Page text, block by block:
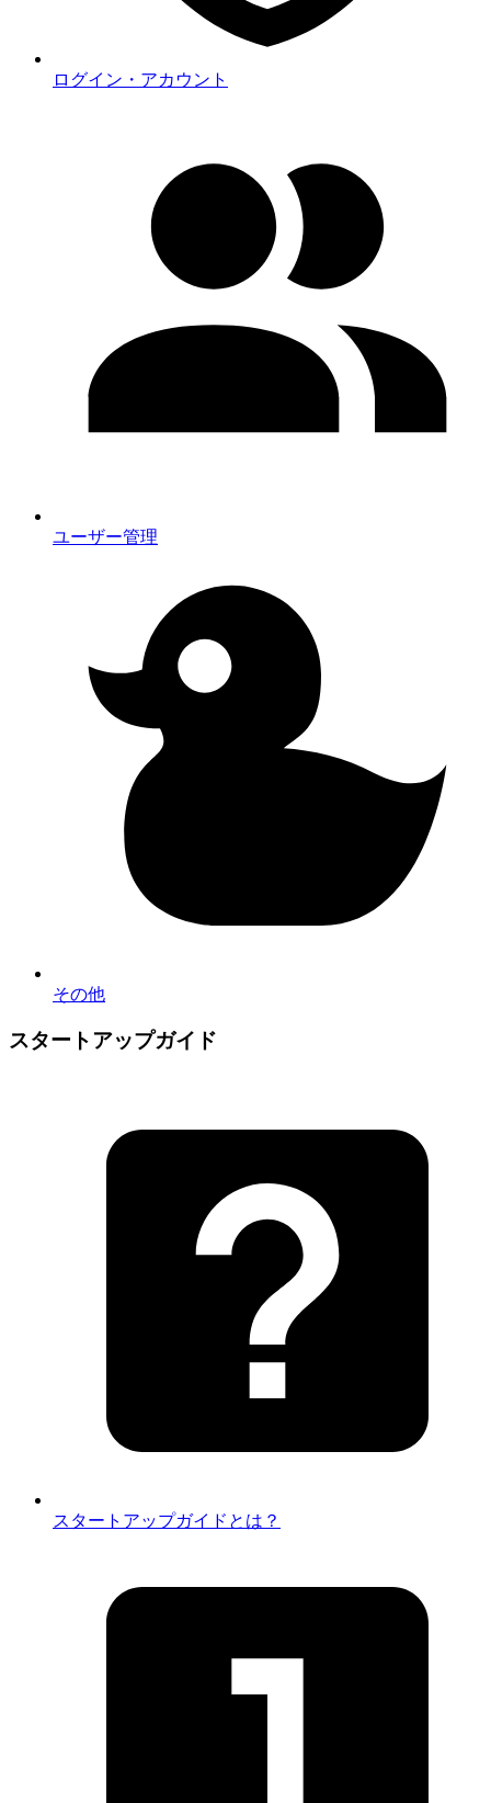
ログイン・アカウント
ユーザー管理
その他
スタートアップガイド
スタートアップガイドとは？